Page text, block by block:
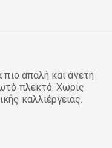
πιο απαλή και άνετη
πλεκτό. Χωρίς
καλλιέργειας.